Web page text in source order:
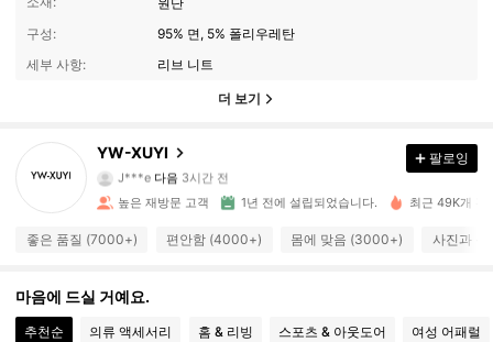
구성:
95% 면, 5% 폴리우레탄
세부 사항:
리브 니트
더 보기
YW-XUYI
s***3 가 탐색 중입니다
4.89
3.3K 팔로워
4.89 3.3K 팔로워
팔로잉
높은 재방문 고객 1년 전에 설립되었습니다. 최근 49K개 판
좋은 품질 (7000+) 편안함 (4000+) 몸에 맞음 (3000+) 사진과
마음에 드실 거예요.
추천순 의류 액세서리 홈 & 리빙 스포츠 & 아웃도어 여성 어패럴